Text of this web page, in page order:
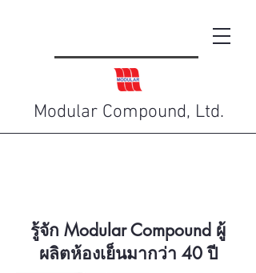
Modular Compound, Ltd.
รู้จัก Modular Compound ผู้
ผลิตห้องเย็นมากว่า 40 ปี